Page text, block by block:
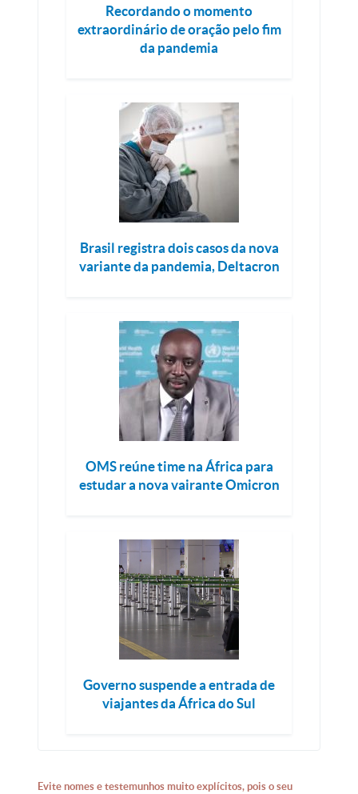
Recordando o momento
extraordinário de oração pelo fim
da pandemia
Brasil registra dois casos da nova
variante da pandemia, Deltacron
OMS reúne time na África para
estudar a nova vairante Omicron
Governo suspende a entrada de
viajantes da África do Sul
Evite nomes e testemunhos muito explícitos, pois o seu